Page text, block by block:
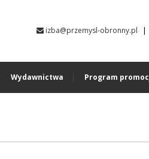
izba@przemysl-obronny.pl |
Wydawnictwa Program